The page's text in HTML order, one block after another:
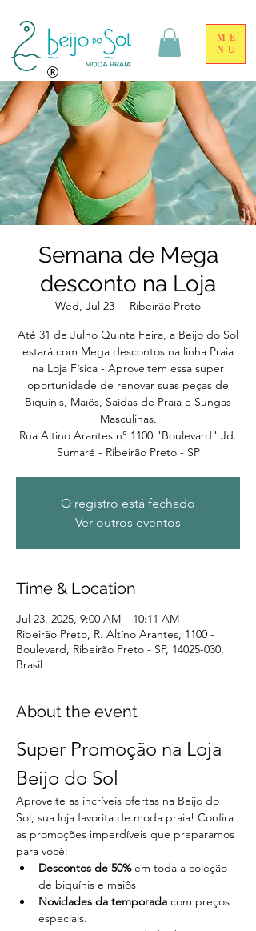
ME
NU
Semana de Mega
desconto na Loja
Wed, Jul 23
  |
Ribeirão Preto
Até 31 de Julho Quinta Feira, a Beijo do Sol
estará com Mega descontos na linha Praia
na Loja Física - Aproveitem essa super
oportunidade de renovar suas peças de
Biquínis, Maiôs, Saídas de Praia e Sungas
Masculinas.
Rua Altino Arantes n° 1100 "Boulevard" Jd.
Sumaré - Ribeirão Preto - SP
O registro está fechado
Ver outros eventos
Time & Location
Jul 23, 2025, 9:00 AM – 10:11 AM
Ribeirão Preto, R. Altíno Arantes, 1100 -
Boulevard, Ribeirão Preto - SP, 14025-030,
Brasil
About the event
Super Promoção na Loja
Beijo do Sol
Aproveite as incríveis ofertas na Beijo do
Sol, sua loja favorita de moda praia! Confira
as promoções imperdíveis que preparamos
para você:
Descontos de 50% em toda a coleção
de biquínis e maiôs!
Novidades da temporada com preços
especiais.